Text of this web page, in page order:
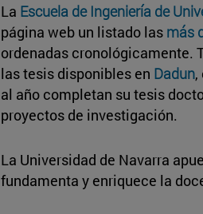
La Escuela de Ingeniería de
página web un listado las más
ordenadas cronológicamente.
las tesis disponibles en Dadun,
al año completan su tesis
proyectos de investigación.
La Universidad de Navarra
fundamenta y enriquece la